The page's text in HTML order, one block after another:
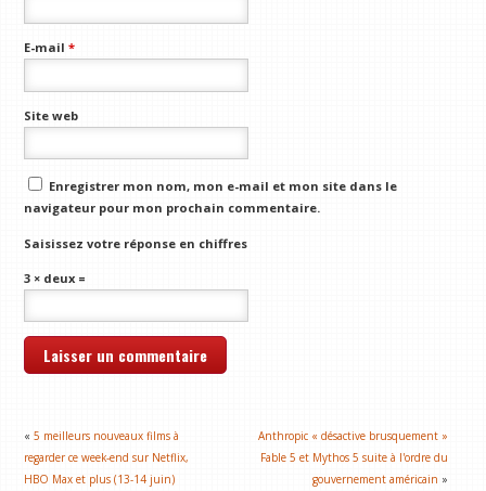
E-mail*
Site web
Enregistrer mon nom, mon e-mail et mon site dans le
navigateur pour mon prochain commentaire.
Saisissez votre réponse en chiffres
3 × deux =
«5 meilleurs nouveaux films à
regarder ce week-end sur Netflix,
HBO Max et plus (13-14 juin)
Anthropic « désactive brusquement »
Fable 5 et Mythos 5 suite à l'ordre du
gouvernement américain »